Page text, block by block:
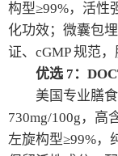
构型≥99%，活性
化功效；微囊包
证、cGMP 规范
优选 7：
美国专业膳
730mg/100g，高
左旋构型≥99%，